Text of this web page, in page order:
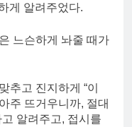
게 알려주었다.
느슨하게 놔줄 때가
추고 진지하게 “이
주 뜨거우니까, 절대
알려주고, 접시를